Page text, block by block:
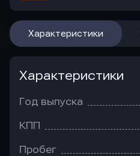
Характеристики
Характеристики
Год выпуска
КПП
Пробег